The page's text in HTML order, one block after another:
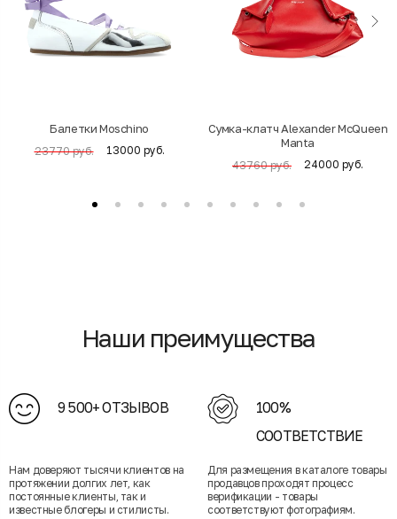
Балетки Moschino
23770 руб. 13000 руб.
Cумка-клатч Alexander McQueen
Manta
43760 руб. 24000 руб.
Наши преимущества
9 500+ ОТЗЫВОВ
Нам доверяют тысячи клиентов на
протяжении долгих лет, как
постоянные клиенты, так и
известные блогеры и стилисты.
100%
СООТВЕТСТВИЕ
Для размещения в каталоге товары
продавцов проходят процесс
верификации - товары
соответствуют фотографиям.